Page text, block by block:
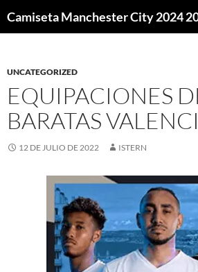
Camiseta Manchester City 2024
UNCATEGORIZED
EQUIPACIONES
BARATAS
12 DE JULIO DE 2022 ISTERN